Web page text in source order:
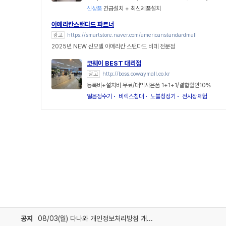
신상품 긴급설치 + 최신제품설치
아메리칸스탠다드 파트너
광고 https://smartstore.naver.com/americanstandardmall
2025년 NEW 신모델 아메리칸 스탠다드 비데 전문점
코웨이 BEST 대리점
광고 http://boss.cowaymall.co.kr
등록비+설치비 무료/대박사은품 1+1+1/결합할인10%
얼음정수기
비렉스침대 노블청정기 전시장체험
공지 08/03(월) 다나와 개인정보처리방침 개정 안내